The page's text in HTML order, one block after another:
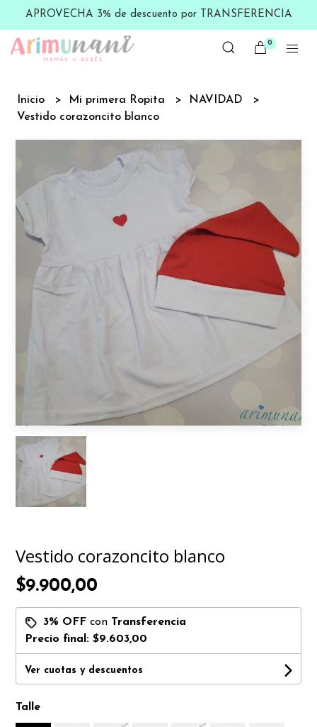
APROVECHA 3% de descuento por TRANSFERENCIA
0
Inicio Mi primera Ropita
NAVIDAD
Vestido corazoncito blanco
Vestido corazoncito blanco
$9.900,00
3% OFF con Transferencia
Precio final:$9.603,00
Ver cuotas y descuentos
Talle